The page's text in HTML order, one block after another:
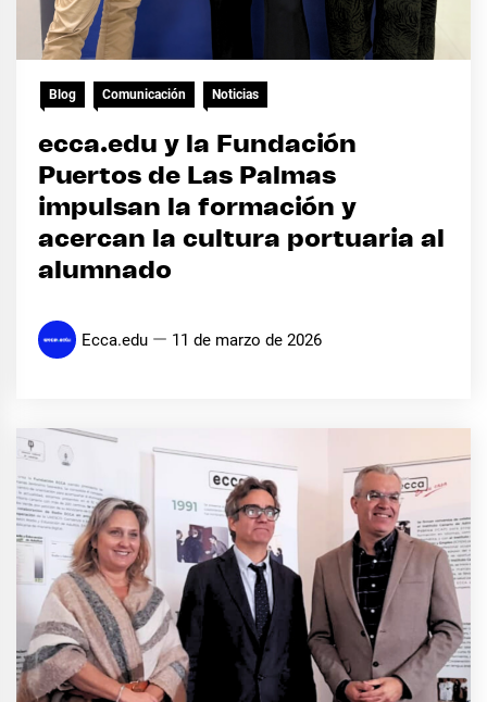
Blog Comunicación Noticias
ecca.edu y la Fundación
Puertos de Las Palmas
impulsan la formación y
acercan la cultura portuaria al
alumnado
Ecca.edu 11 de marzo de 2026